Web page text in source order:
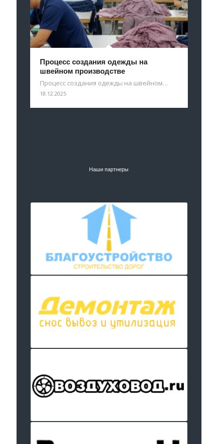
Процесс создания одежды на
швейном производстве
Процесс создания одежды на швейном…
18.12.2025
Наши партнеры